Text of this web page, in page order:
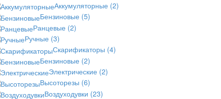
Аккумуляторные (2)
Бензиновые (5)
Ранцевые (2)
Ручные (3)
Скарификаторы (4)
Бензиновые (2)
Электрические (2)
Высоторезы (6)
Воздуходувки (23)